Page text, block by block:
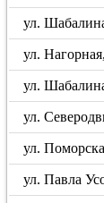
ул.
ул.
ул.
ул.
ул.
ул. Павла